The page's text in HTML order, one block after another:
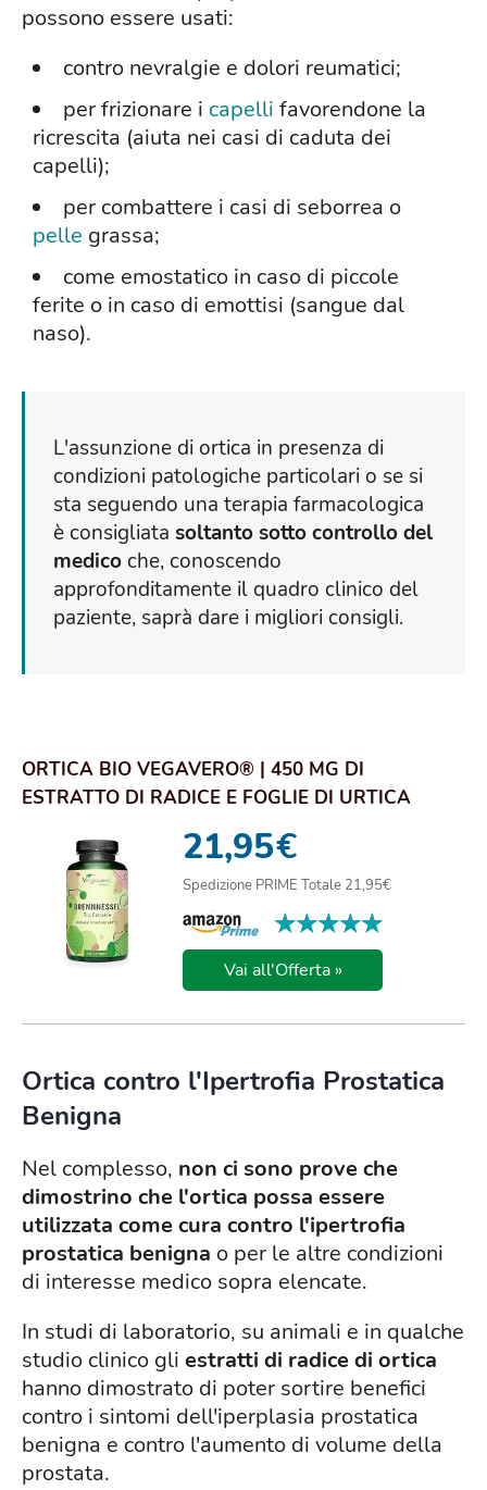
possono essere usati:
contro nevralgie e dolori reumatici;
per frizionare i capelli favorendone la
ricrescita (aiuta nei casi di caduta dei
capelli);
per combattere i casi di seborrea o
pelle grassa;
come emostatico in caso di piccole
ferite o in caso di emottisi (sangue dal
naso).
L'assunzione di ortica in presenza di
condizioni patologiche particolari o se si
sta seguendo una terapia farmacologica
è consigliata soltanto sotto controllo del
medico che, conoscendo
approfonditamente il quadro clinico del
paziente, saprà dare i migliori consigli.
ORTICA BIO VEGAVERO® | 450 MG DI
ESTRATTO DI RADICE E FOGLIE DI URTICA
21,95€
Spedizione PRIME Totale 21,95€
★★★★★
★★★★★
Vai all'Offerta »
Ortica contro l'Ipertrofia Prostatica
Benigna
Nel complesso, non ci sono prove che
dimostrino che l'ortica possa essere
utilizzata come cura contro l'ipertrofia
prostatica benigna o per le altre condizioni
di interesse medico sopra elencate.
In studi di laboratorio, su animali e in qualche
studio clinico gli estratti di radice di ortica
hanno dimostrato di poter sortire benefici
contro i sintomi dell'iperplasia prostatica
benigna e contro l'aumento di volume della
prostata.